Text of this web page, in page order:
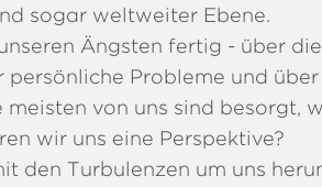
sogar weltweiter Ebene.
Ängsten fertig - über
persönliche Probleme und
meisten von uns sind besorgt,
wir uns eine Perspektive?
den Turbulenzen um uns